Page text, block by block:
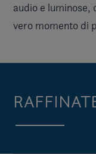
audio e luminose,
vero momento di